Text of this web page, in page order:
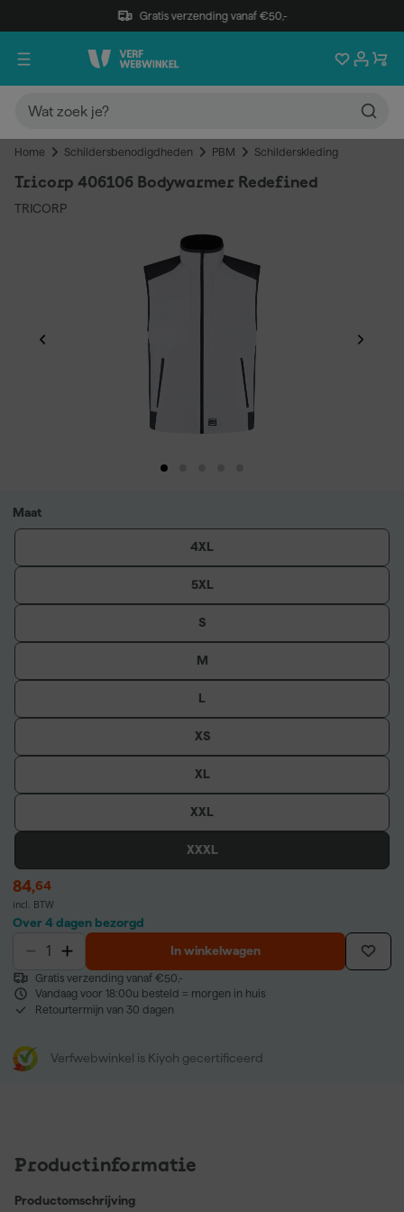
Gratis verzending vanaf €50,-
Home Schildersbenodigdheden PBM Schilderskleding
Tricorp 406106 Bodywarmer Redefined
TRICORP
Maat
4XL
5XL
S
M
L
XS
XL
XXL
XXXL
84,64
incl. BTW
Over 4 dagen bezorgd
In winkelwagen
Gratis verzending vanaf €50,-
Vandaag voor 18:00u besteld = morgen in huis
Retourtermijn van 30 dagen
Verfwebwinkel is Kiyoh gecertificeerd
Productinformatie
Productomschrijving